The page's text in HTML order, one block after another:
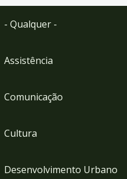
- Qualquer -
Assistência
Comunicação
Cultura
Desenvolvimento Urbano